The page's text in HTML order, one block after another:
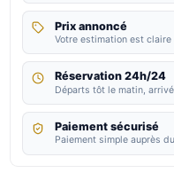
Prix annoncé
Votre estimation est
Réservation 24h/24
Départs tôt le matin,
Paiement sécurisé
Paiement simple auprès